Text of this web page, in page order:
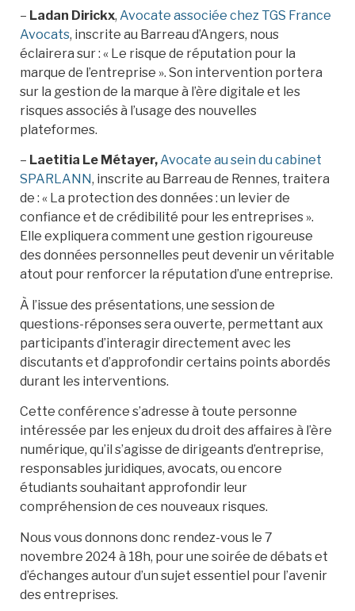
– Ladan Dirickx, Avocate associée chez TGS France
Avocats, inscrite au Barreau d’Angers, nous
éclairera sur : « Le risque de réputation pour la
marque de l’entreprise ». Son intervention portera
sur la gestion de la marque à l’ère digitale et les
risques associés à l’usage des nouvelles
plateformes.
– Laetitia Le Métayer,Avocate au sein du cabinet
SPARLANN, inscrite au Barreau de Rennes, traitera
de : « La protection des données : un levier de
confiance et de crédibilité pour les entreprises ».
Elle expliquera comment une gestion rigoureuse
des données personnelles peut devenir un véritable
atout pour renforcer la réputation d’une entreprise.
À l’issue des présentations, une session de
questions-réponses sera ouverte, permettant aux
participants d’interagir directement avec les
discutants et d’approfondir certains points abordés
durant les interventions.
Cette conférence s’adresse à toute personne
intéressée par les enjeux du droit des affaires à l’ère
numérique, qu’il s’agisse de dirigeants d’entreprise,
responsables juridiques, avocats, ou encore
étudiants souhaitant approfondir leur
compréhension de ces nouveaux risques.
Nous vous donnons donc rendez-vous le 7
novembre 2024 à 18h, pour une soirée de débats et
d’échanges autour d’un sujet essentiel pour l’avenir
des entreprises.